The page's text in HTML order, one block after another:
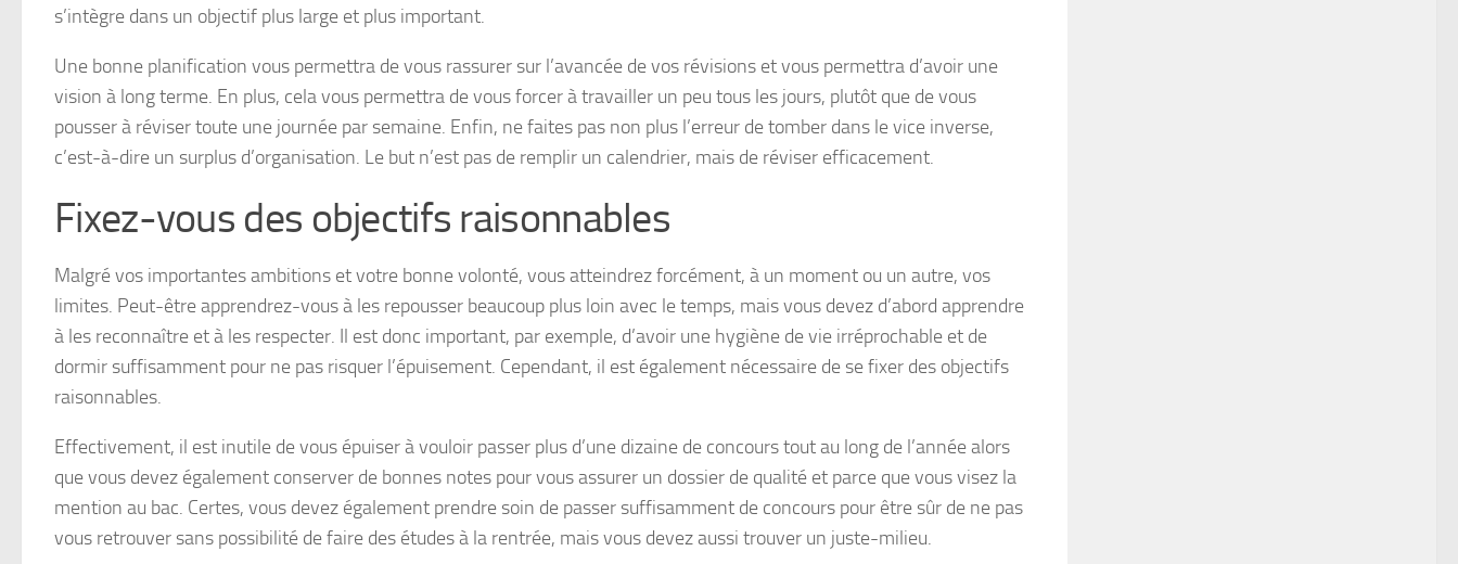
s’intègre dans un objectif plus large et plus important.
Une bonne planification vous permettra de vous rassurer sur l’avancée de vos révisions et vous permettra d’avoir une
vision à long terme. En plus, cela vous permettra de vous forcer à travailler un peu tous les jours, plutôt que de vous
pousser à réviser toute une journée par semaine. Enfin, ne faites pas non plus l’erreur de tomber dans le vice inverse,
c’est-à-dire un surplus d’organisation. Le but n’est pas de remplir un calendrier, mais de réviser efficacement.
Fixez-vous des objectifs raisonnables
Malgré vos importantes ambitions et votre bonne volonté, vous atteindrez forcément, à un moment ou un autre, vos
limites. Peut-être apprendrez-vous à les repousser beaucoup plus loin avec le temps, mais vous devez d’abord apprendre
à les reconnaître et à les respecter. Il est donc important, par exemple, d’avoir une hygiène de vie irréprochable et de
dormir suffisamment pour ne pas risquer l’épuisement. Cependant, il est également nécessaire de se fixer des objectifs
raisonnables.
Effectivement, il est inutile de vous épuiser à vouloir passer plus d’une dizaine de concours tout au long de l’année alors
que vous devez également conserver de bonnes notes pour vous assurer un dossier de qualité et parce que vous visez la
mention au bac. Certes, vous devez également prendre soin de passer suffisamment de concours pour être sûr de ne pas
vous retrouver sans possibilité de faire des études à la rentrée, mais vous devez aussi trouver un juste-milieu.